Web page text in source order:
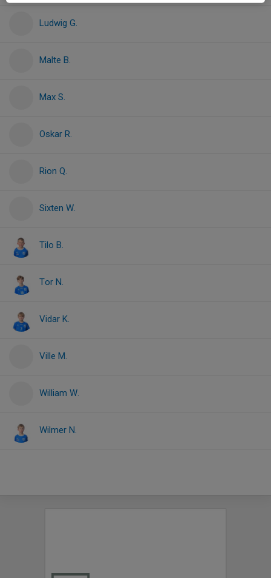
Ludwig G.
Malte B.
Max S.
Oskar R.
Rion Q.
Sixten W.
Tilo B.
Tor N.
Vidar K.
Ville M.
William W.
Wilmer N.